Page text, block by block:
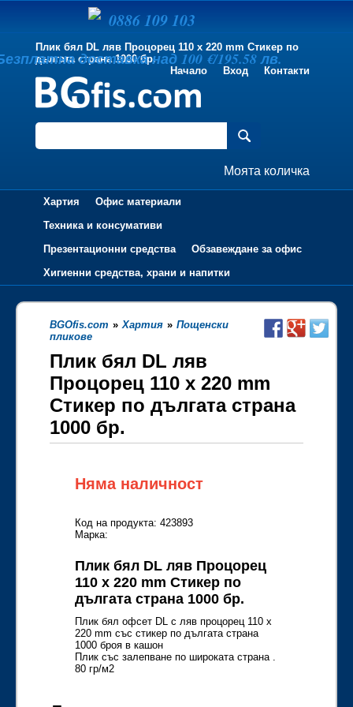
Плик бял DL ляв Процорец 110 x 220 mm Стикер по
дългата страна 1000 бр.
Начало
Вход Контакти
Моята количка
Хартия
Офис материали
Техника и консумативи
Презентационни средства
Обзавеждане за офис
Хигиенни средства, храни и напитки
BGOfis.com » Хартия » Пощенски
пликове
Плик бял DL ляв
Процорец 110 x 220 mm
Стикер по дългата страна
1000 бр.
Няма наличност
Код на продукта: 423893
Марка:
Плик бял DL ляв Процорец
110 x 220 mm Стикер по
дългата страна 1000 бр.
Плик бял офсет DL с ляв процорец 110 x
220 mm със стикер по дългата страна
1000 броя в кашон
Плик със залепване по широката страна .
80 гр/м2
0886 109 103
доставка над 100 €/195.58 лв.